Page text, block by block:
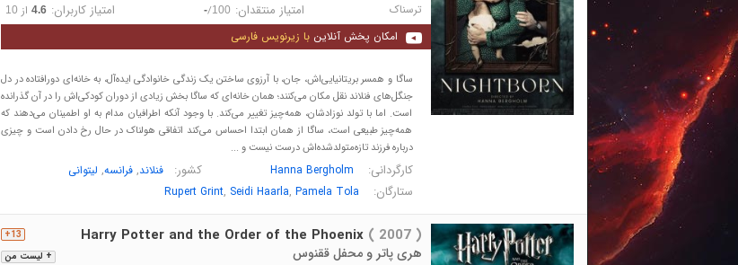
ترسناک امتیاز منتقدان: -/100 امتیاز کاربران: 4.6 از 10
امکان پخش آنلاین با زیرنویس فارسی
ساگا و همسر بریتانیایی‌اش، جان، با آرزوی ساختن یک زندگی خانوادگی ایده‌آل، به خانه‌ای دورافتاده در دل
جنگل‌های فنلاند نقل مکان می‌کنند؛ همان خانه‌ای که ساگا بخش زیادی از دوران کودکی‌اش را در آن گذرانده
است. اما با تولد نوزادشان، همه‌چیز تغییر می‌کند. با وجود آنکه اطرافیان مدام به او اطمینان می‌دهند که
همه‌چیز طبیعی است، ساگا از همان ابتدا احساس می‌کند اتفاقی هولناک در حال رخ دادن است و چیزی
درباره فرزند تازه‌متولدشده‌اش درست نیست و ...
کارگردانی: Hanna Bergholm کشور: فنلاند, فرانسه, لیتوانی
ستارگان: Rupert Grint, Seidi Haarla, Pamela Tola
+ لیست من
13+ Harry Potter and the Order of the Phoenix( 2007 )
هری پاتر و محفل ققنوس